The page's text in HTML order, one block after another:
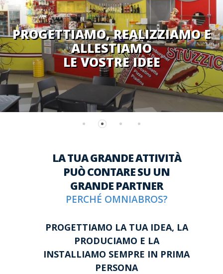
PROGETTIAMO, REALIZZIAMO E
ALLESTIAMO
LE VOSTRE IDEE
LA TUA GRANDE ATTIVITÀ
PUÒ CONTARE SU UN
GRANDE PARTNER
PERCHÉ OMNIABROS?
PROGETTIAMO LA TUA IDEA, LA
PRODUCIAMO E LA
INSTALLIAMO SEMPRE IN PRIMA
PERSONA